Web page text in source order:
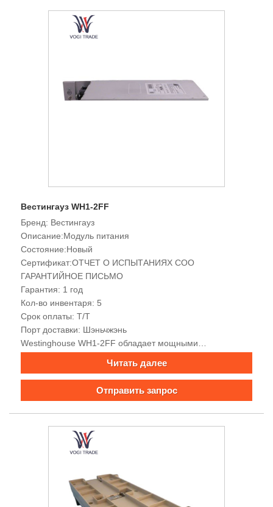
Вестингауз WH1-2FF
Бренд: Вестингауз
Описание:Модуль питания
Состояние:Новый
Сертификат:ОТЧЕТ О ИСПЫТАНИЯХ COO
ГАРАНТИЙНОЕ ПИСЬМО
Гарантия: 1 год
Кол-во инвентаря: 5
Срок оплаты: Т/Т
Порт доставки: Шэньчжэнь
Westinghouse WH1-2FF обладает мощными
памяти, поддерживает многоканальный ввод и вывод,
хорошую электромагнитную совместимость, хорошую
высокую надежность и простоту установки.
Читать далее
Отправить запрос